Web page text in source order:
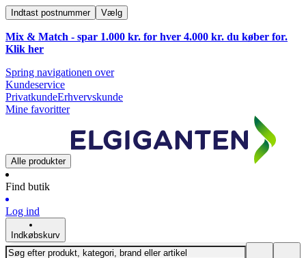
Indtast postnummer Vælg
Mix & Match - spar 1.000 kr. for hver 4.000 kr. du køber for.
Klik her
Spring navigationen over
Kundeservice
PrivatkundeErhvervskunde
Mine favoritter
Alle produkter
Find butik
Log ind
Indkøbskurv